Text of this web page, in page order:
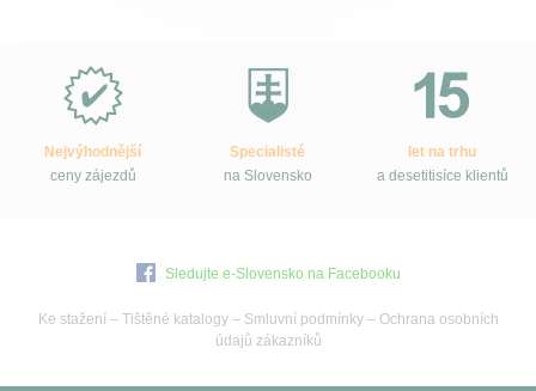
Slovensko.cz?
Nejvýhodnější
ceny zájezdů
Specialisté
na Slovensko
let na trhu
a desetitisíce klientů
Sledujte e-Slovensko na Facebooku
Ke stažení – Tištěné katalogy– Smluvní podmínky– Ochrana osobních
údajů zákazníků